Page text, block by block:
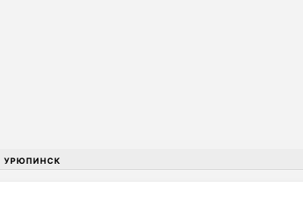
УРЮПИНСК